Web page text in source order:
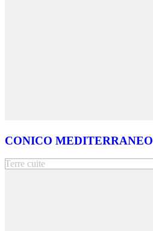
CONICO MEDITERRANEO
Terre cuite